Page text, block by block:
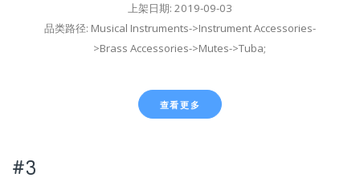
上架日期: 2019-09-03
品类路径: Musical Instruments->Instrument Accessories-
>Brass Accessories->Mutes->Tuba;
查看更多
#3